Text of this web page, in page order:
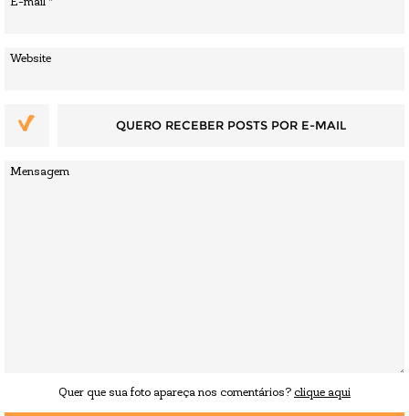
QUERO RECEBER POSTS POR E-MAIL
Quer que sua foto apareça nos comentários? clique aqui